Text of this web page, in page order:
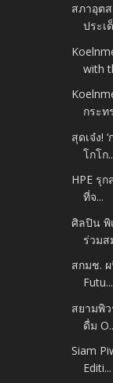
สภาอุต
ประเ
with
กระท
สุดเจ๋ง!
โกโก
HPE รุ
ที่จ...
ศิลปิน พิ
ร่วมส
สกมช.
Futu...
สยามพิ
ดื่ม
Siam
Editi...